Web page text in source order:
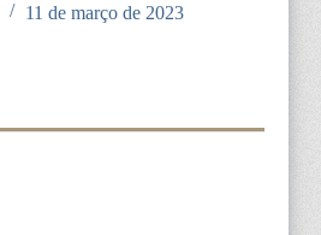
11 de março de 2023